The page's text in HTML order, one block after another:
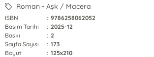
Roman - Aşk / Macera
ISBN : 9786258062052
Basım Tarihi
: 2025-12
Baskı
: 2
Sayfa Sayısı
: 173
Boyut
: 125x210